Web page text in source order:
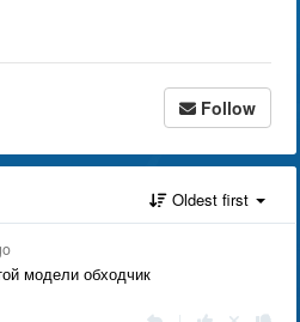
Follow
Oldest first
модели обходчик